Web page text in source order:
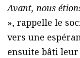
Avant, nous
», rappelle le
vers une
ensuite bâti